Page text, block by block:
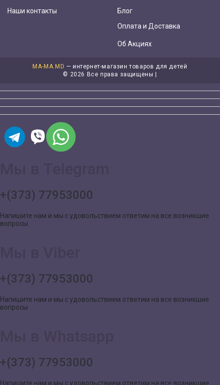
Наши контакты
Блог
Оплата и Доставка
Об Акциях
MA-MA.MD — интернет-магазин товаров для детей
© 2026 Все права защищены |
+(373) 77953000
Напишите нам и мы с удовольствием ответим на все возникшие
вопросы
+(373) 77953000
Напишите нам и мы с удовольствием ответим на все возникшие
вопросы
+(373) 77953000
Напишите нам и мы с удовольствием ответим на все возникшие